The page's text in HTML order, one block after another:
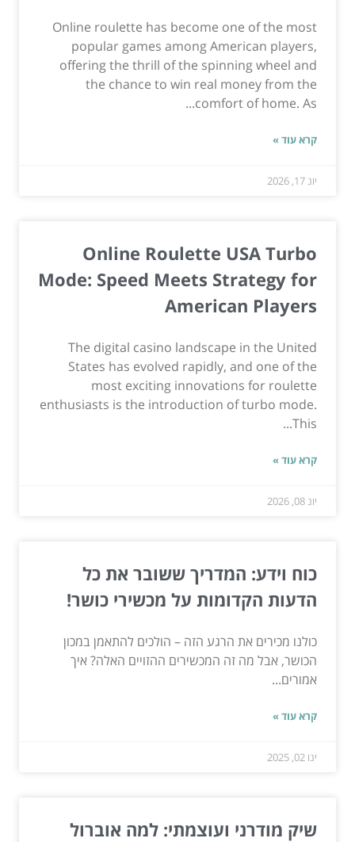
Online roulette has become one of the most
popular games among American players,
offering the thrill of the spinning wheel and
the chance to win real money from the
comfort of home. As...
קרא עוד »
יונ 17, 2026
Online Roulette USA Turbo
Mode: Speed Meets Strategy for
American Players
The digital casino landscape in the United
States has evolved rapidly, and one of the
most exciting innovations for roulette
enthusiasts is the introduction of turbo mode.
This...
קרא עוד »
יונ 08, 2026
כוח וידע: המדריך ששובר את כל
הדעות הקדומות על מכשירי כושר!
כולנו מכירים את הרגע הזה – הולכים להתאמן במכון
הכושר, אבל מה זה המכשירים ההזויים האלה? איך
אמורים...
קרא עוד »
ינו 02, 2025
שיק מודרני ועוצמתי: למה אוברול